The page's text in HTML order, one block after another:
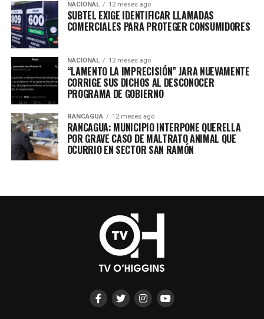
NACIONAL 12 meses ago
SUBTEL EXIGE IDENTIFICAR LLAMADAS
COMERCIALES PARA PROTEGER CONSUMIDORES
NACIONAL 12 meses ago
“LAMENTO LA IMPRECISIÓN” JARA NUEVAMENTE
CORRIGE SUS DICHOS AL DESCONOCER
PROGRAMA DE GOBIERNO
RANCAGUA 12 meses ago
RANCAGUA: MUNICIPIO INTERPONE QUERELLA
POR GRAVE CASO DE MALTRATO ANIMAL QUE
OCURRIO EN SECTOR SAN RAMÓN